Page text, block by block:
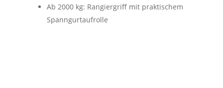
Ab 2000 kg: Rangiergriff mit praktischem
Spanngurtaufrolle